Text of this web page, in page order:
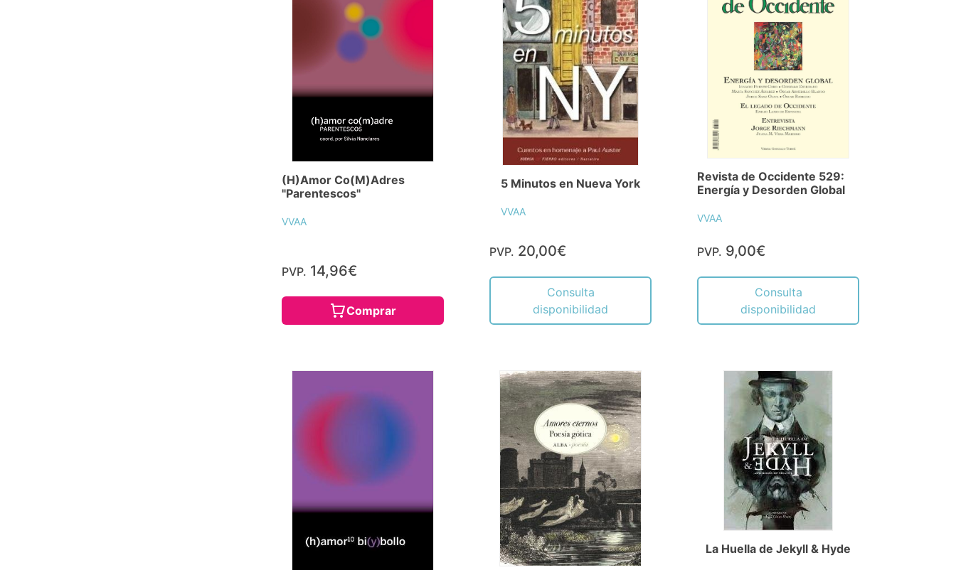
(H)Amor Co(M)Adres
"Parentescos"
VVAA
PVP. 14,96€
Comprar
5 Minutos en Nueva York
VVAA
PVP. 20,00€
Consulta
disponibilidad
Revista de Occidente 529:
Energía y Desorden Global
VVAA
PVP. 9,00€
Consulta
disponibilidad
La Huella de Jekyll & Hyde